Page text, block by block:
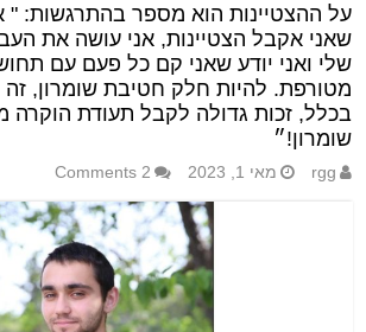
על ההצטיינות הוא מספר בהתרגשות: "
שאני אקבל הצטיינות, אני עושה את
שלי ואני יודע שאני קם כל פעם עם
מטורפת. להיות חלק חטיבת שומרון, זה
בכלל, זכות גדולה לקבל תעודת
שומרון!״
rgg מאי 1, 2023 2 Comments